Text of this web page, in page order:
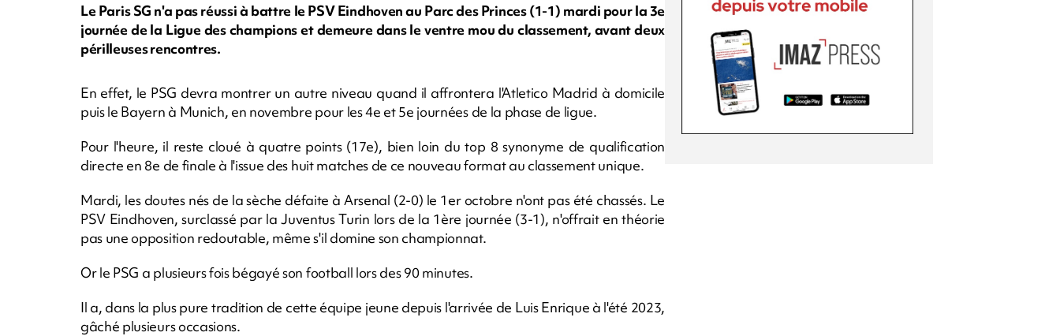
Le Paris SG n'a pas réussi à battre le PSV Eindhoven au Parc des Princes (1-1) mardi pour la 3e
journée de la Ligue des champions et demeure dans le ventre mou du classement, avant deux
périlleuses rencontres.
En effet, le PSG devra montrer un autre niveau quand il affrontera l'Atletico Madrid à domicile
puis le Bayern à Munich, en novembre pour les 4e et 5e journées de la phase de ligue.
Pour l'heure, il reste cloué à quatre points (17e), bien loin du top 8 synonyme de qualification
directe en 8e de finale à l'issue des huit matches de ce nouveau format au classement unique.
Mardi, les doutes nés de la sèche défaite à Arsenal (2-0) le 1er octobre n'ont pas été chassés. Le
PSV Eindhoven, surclassé par la Juventus Turin lors de la 1ère journée (3-1), n'offrait en théorie
pas une opposition redoutable, même s'il domine son championnat.
Or le PSG a plusieurs fois bégayé son football lors des 90 minutes.
Il a, dans la plus pure tradition de cette équipe jeune depuis l'arrivée de Luis Enrique à l'été 2023,
gâché plusieurs occasions.